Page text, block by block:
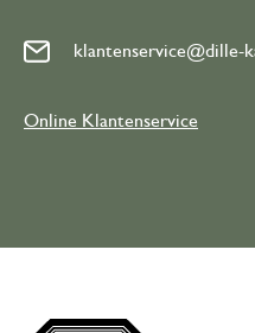
klantenservice@dille-
Online Klantenservice